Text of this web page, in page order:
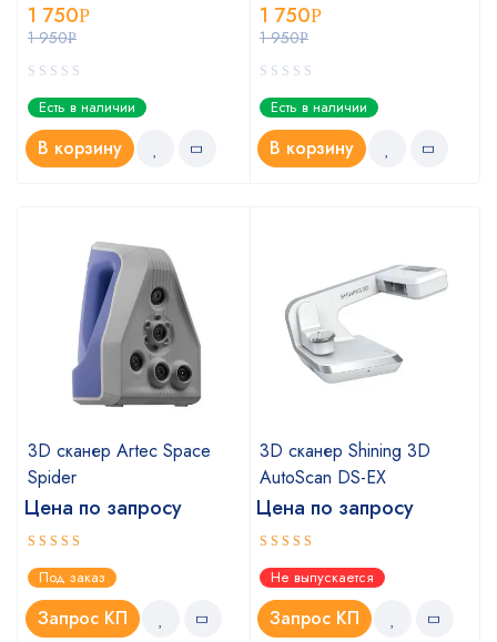
1 950Р
1 750Р
Есть в наличии
В корзину
1 950Р
1 750Р
Есть в наличии
В корзину
3D сканер Artec Space
Spider
Цена по запросу
Оценка
5.00из 5
Под заказ
Запрос КП
3D сканер Shining 3D
AutoScan DS-EX
Цена по запросу
Оценка
4.67из 5
Не выпускается
Запрос КП